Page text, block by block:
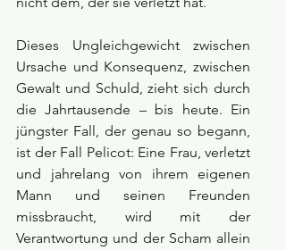
Dieses Ungleichgewicht zwischen
Ursache und Konsequenz, zwischen
Gewalt und Schuld, zieht sich durch
die Jahrtausende – bis heute. Ein
jüngster Fall, der genau so begann,
ist der Fall Pelicot: Eine Frau, verletzt
und jahrelang von ihrem eigenen
Mann und seinen Freunden
missbraucht, wird mit der
Verantwortung und der Scham allein